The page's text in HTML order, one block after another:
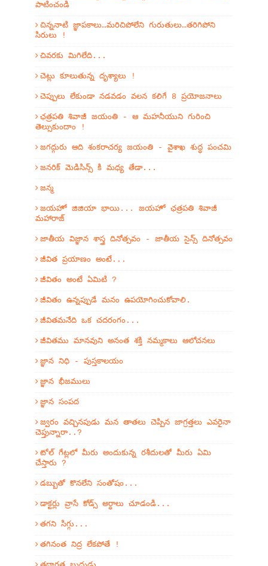
పాటించండి
చిన్ననాటి జ్ఞాపకాలు…మరిచిపోలేని గురుతులు…తరిగిపోని
సిరులు !
చివరకు మిగిలేది...
చెట్లు కూలుతున్న దృశ్యాలు !
చెప్పులు లేకుండా నడవడం వలన కలిగే 8 ప్రయోజనాలు
ఛత్రపతి శివాజీ జయంతి - ఆ మహనీయుని గురించి
తెల్సుకుందాం !
జగద్గురు ఆది శంకరాచర్య జయంతి - వైశాఖ శుద్ధ పంచమి
జనరిక్ మెడిసిన్స్ కి మధ్య తేడా...
జన్మ
జయహో జిజియా భాయి... జయహో ఛత్రపతి శివాజీ
మహారాజ్
జాతీయ విజ్ఞాన శాస్త్ర దినోత్సవం - జాతీయ సైన్స్ దినోత్సవం
జీవిత ప్రయాణం అంటే...
జీవితం అంటే ఏమిటి ?
జీవితం ఉన్నప్పుడే మనం ఉపయోగించుకోవాలి.
జీవితమనేది ఒక చదరంగం...
జీవితము మానవుని అనంత శక్తి నమ్మకాలు ఆలోచనలు
జ్ఞాన నిధి - పుస్తకాలయం
జ్ఞాన భీజములు
జ్ఞాన సంపద
జ్వరం వచ్చినపుడు మన తాతలు చెప్పిన జాగ్రత్తలు ఎవరైనా
చెప్తున్నారా..?
టోల్ గేట్లలో మీరు అందుకున్న రశీదులతో మీరు ఏమి
చేస్తారు ?
డబ్బుతో కొనలేని సంతోషం...
డాక్టర్లు వ్రాసే కోడ్స్ అర్ధాలు చూడండి...
తగని సిగ్గు...
తగినంత నిద్ర లేకపోతే !